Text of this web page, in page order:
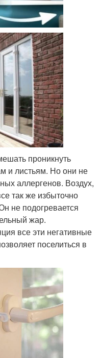
проникнуть
и листьям. Но они не
аллергенов. Воздух,
так же избыточно
не подогревается
жар.
все эти негативные
поселиться в